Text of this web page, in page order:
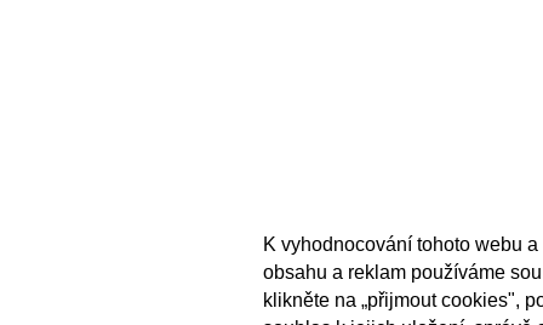
K vyhodnocování tohoto webu
obsahu a reklam používáme
klikněte na „přijmout cookies",